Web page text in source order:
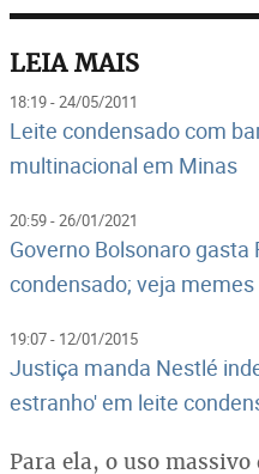
LEIA MAIS
18:19 - 24/05/2011
Leite condensado com
multinacional em Minas
20:59 - 26/01/2021
Governo Bolsonaro
condensado; veja memes
19:07 - 12/01/2015
Justiça manda Nestlé
estranho' em leite
Para ela, o uso